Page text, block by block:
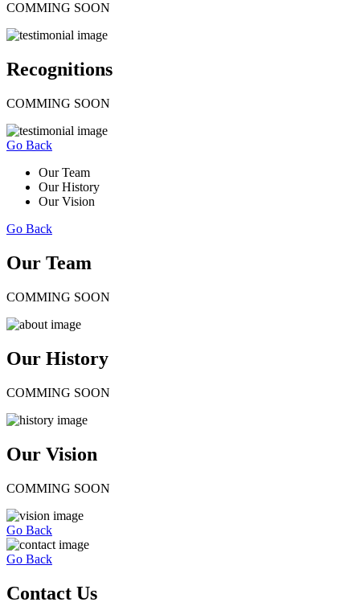
COMMING SOON
Recognitions
COMMING SOON
Go Back
Our Team
Our History
Our Vision
Go Back
Our Team
COMMING SOON
Our History
COMMING SOON
Our Vision
COMMING SOON
Go Back
Go Back
Contact Us